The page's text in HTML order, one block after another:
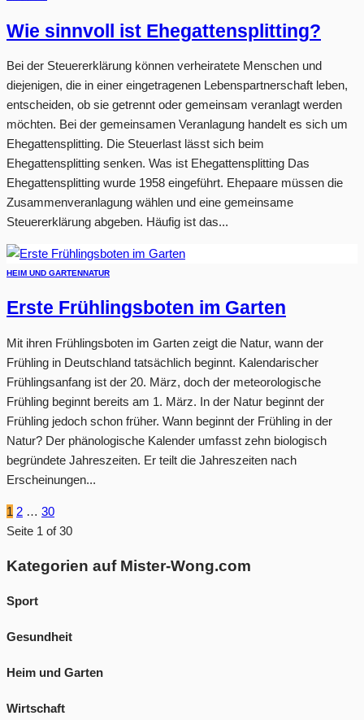
Wie sinnvoll ist Ehegattensplitting?
Bei der Steuererklärung können verheiratete Menschen und
diejenigen, die in einer eingetragenen Lebenspartnerschaft leben,
entscheiden, ob sie getrennt oder gemeinsam veranlagt werden
möchten. Bei der gemeinsamen Veranlagung handelt es sich um
Ehegattensplitting. Die Steuerlast lässt sich beim
Ehegattensplitting senken. Was ist Ehegattensplitting Das
Ehegattensplitting wurde 1958 eingeführt. Ehepaare müssen die
Zusammenveranlagung wählen und eine gemeinsame
Steuererklärung abgeben. Häufig ist das...
HEIM UND GARTEN NATUR
Erste Frühlingsboten im Garten
Mit ihren Frühlingsboten im Garten zeigt die Natur, wann der
Frühling in Deutschland tatsächlich beginnt. Kalendarischer
Frühlingsanfang ist der 20. März, doch der meteorologische
Frühling beginnt bereits am 1. März. In der Natur beginnt der
Frühling jedoch schon früher. Wann beginnt der Frühling in der
Natur? Der phänologische Kalender umfasst zehn biologisch
begründete Jahreszeiten. Er teilt die Jahreszeiten nach
Erscheinungen...
1 2 … 30
Seite 1 of 30
Kategorien auf Mister-Wong.com
Sport
Gesundheit
Heim und Garten
Wirtschaft